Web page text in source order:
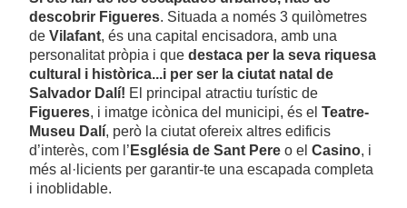
descobrir Figueres. Situada a només 3 quilòmetres
de Vilafant, és una capital encisadora, amb una
personalitat pròpia i que destaca per la seva riquesa
cultural i històrica...i per ser la ciutat natal de
Salvador Dalí! El principal atractiu turístic de
Figueres, i imatge icònica del municipi, és el Teatre-
Museu Dalí, però la ciutat ofereix altres edificis
d’interès, com l’ Església de Sant Pere o el Casino, i
més al·licients per garantir-te una escapada completa
i inoblidable.